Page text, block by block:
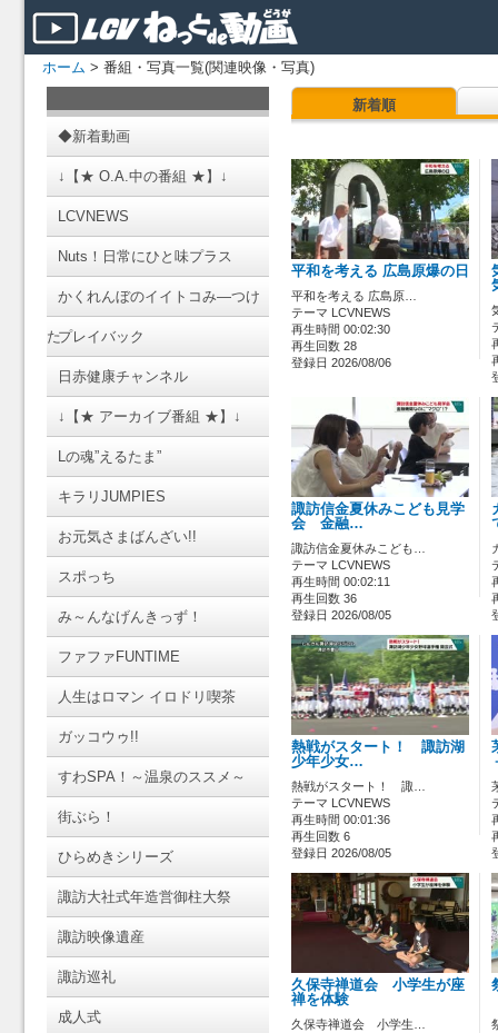
ホーム > 番組・写真一覧(関連映像・写真)
◆新着動画
↓【★ O.A.中の番組 ★】↓
LCVNEWS
Nuts！日常にひと味プラス
かくれんぼのイイトコみ―つけ
たプレイバック
日赤健康チャンネル
↓【★ アーカイブ番組 ★】↓
Lの魂”えるたま”
キラリJUMPIES
お元気さまばんざい!!
スポっち
み～んなげんきっず！
ファファFUNTIME
人生はロマン イロドリ喫茶
ガッコウゥ!!
すわSPA！～温泉のススメ～
街ぶら！
ひらめきシリーズ
諏訪大社式年造営御柱大祭
諏訪映像遺産
諏訪巡礼
成人式
新着順
平和を考える 広島原爆の日
平和を考える 広島原…
テーマ LCVNEWS
再生時間 00:02:30
再生回数 28
登録日 2026/08/06
諏訪信金夏休みこども見学
会 金融…
諏訪信金夏休みこども…
テーマ LCVNEWS
再生時間 00:02:11
再生回数 36
登録日 2026/08/05
熱戦がスタート！ 諏訪湖
少年少女…
熱戦がスタート！ 諏…
テーマ LCVNEWS
再生時間 00:01:36
再生回数 6
登録日 2026/08/05
久保寺禅道会 小学生が座
禅を体験
久保寺禅道会 小学生…